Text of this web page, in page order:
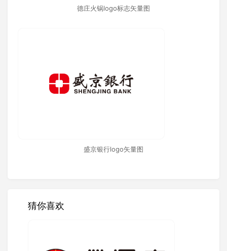
德庄火锅logo标志矢量图
盛京银行logo矢量图
猜你喜欢